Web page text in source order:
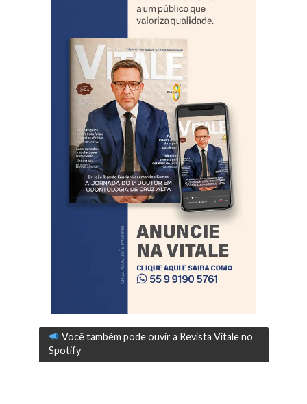
Você também pode ouvir a Revista Vitale no
Spotify